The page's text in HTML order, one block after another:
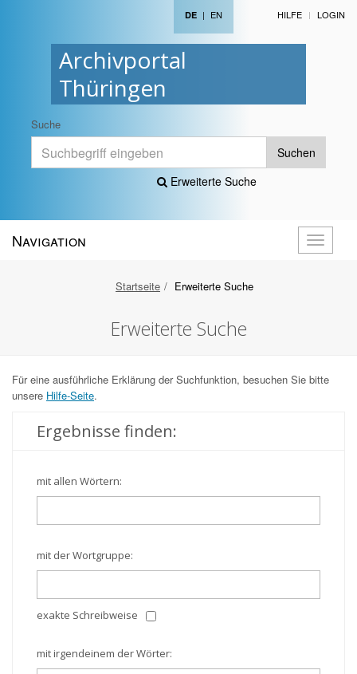
Archivportal
Thüringen
DE | EN HILFE LOGIN
Suche
Suchen
Erweiterte Suche
öffnen
Navigation
Startseite Erweiterte Suche
Erweiterte Suche
Für eine ausführliche Erklärung der Suchfunktion, besuchen Sie bitte
unsere Hilfe-Seite.
Ergebnisse finden:
mit allen Wörtern:
mit der Wortgruppe:
exakte Schreibweise
mit irgendeinem der Wörter: